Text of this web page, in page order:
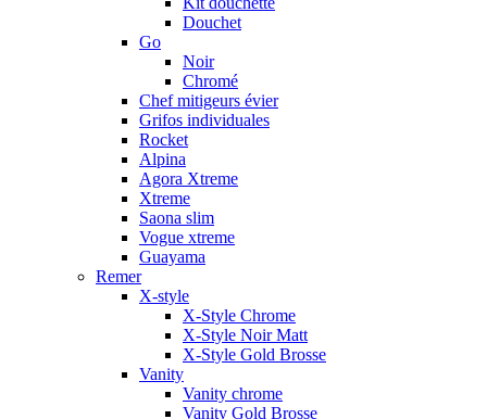
Douchet
Go
Noir
Chromé
Chef mitigeurs évier
Grifos individuales
Rocket
Alpina
Agora Xtreme
Xtreme
Saona slim
Vogue xtreme
Guayama
Remer
X-style
X-Style Chrome
X-Style Noir Matt
X-Style Gold Brosse
Vanity
Vanity chrome
Vanity Gold Brosse